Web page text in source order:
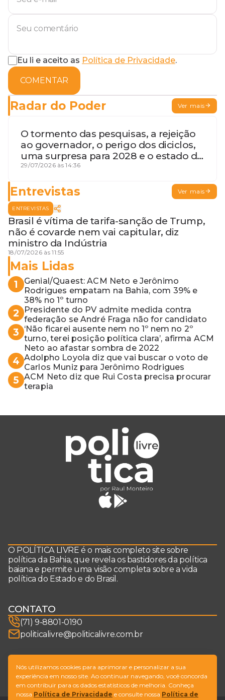
Eu li e aceito as Política de Privacidade.
COMENTAR
Radar do Poder Ver mais
O tormento das pesquisas, a rejeição
ao governador, o perigo dos diciclos,
uma surpresa para 2028 e o estado de
terceira guerra mundial
29/07/2026 às 14:36
Entrevistas Ver mais
ENTREVISTAS
Brasil é vítima de tarifa-sanção de Trump,
não é covarde nem vai capitular, diz
ministro da Indústria
18/07/2026 às 11:55
Mais Lidas
1
Genial/Quaest: ACM Neto e Jerônimo
Rodrigues empatam na Bahia, com 39% e
38% no 1º turno
2
Presidente do PV admite medida contra
federação se André Fraga não for candidato
3
‘Não ficarei ausente nem no 1º nem no 2º
turno, terei posição política clara’, afirma ACM
Neto ao afastar sombra de 2022
4 Adolpho Loyola diz que vai buscar o voto de
Carlos Muniz para Jerônimo Rodrigues
5 ACM Neto diz que Rui Costa precisa procurar
terapia
O POLÍTICA LIVRE é o mais completo site sobre
política da Bahia, que revela os bastidores da política
baiana e permite uma visão completa sobre a vida
política do Estado e do Brasil.
CONTATO
(71) 9-8801-0190
politicalivre@politicalivre.com.br
SIGA-NOS
Nós utilizamos cookies para aprimorar e personalizar a sua
experiência em nosso site. Ao continuar navegando, você concorda
em contribuir para os dados estatísticos de melhoria. Conheça
nossa Política de Privacidade e consulte nossa Política de